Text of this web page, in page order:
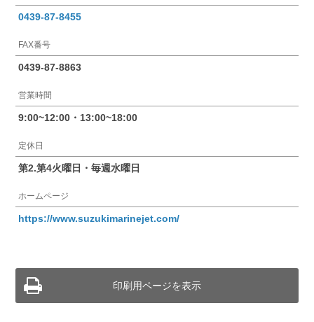
0439-87-8455
FAX番号
0439-87-8863
営業時間
9:00~12:00・13:00~18:00
定休日
第2.第4火曜日・毎週水曜日
ホームページ
https://www.suzukimarinejet.com/
印刷用ページを表示